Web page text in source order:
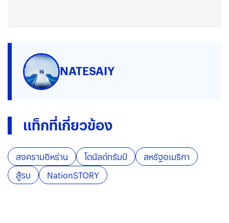
NATESAIY
แท็กที่เกี่ยวข้อง
สงครามอิหร่าน โดนัลด์ทรัมป์
สหรัฐอเมริกา
สู้รบ
NationSTORY